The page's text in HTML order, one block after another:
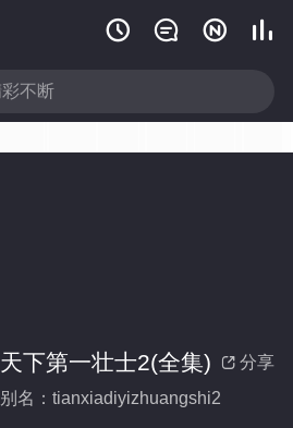
   
 分享
天下第一壮士2(全集)
别名：tianxiadiyizhuangshi2